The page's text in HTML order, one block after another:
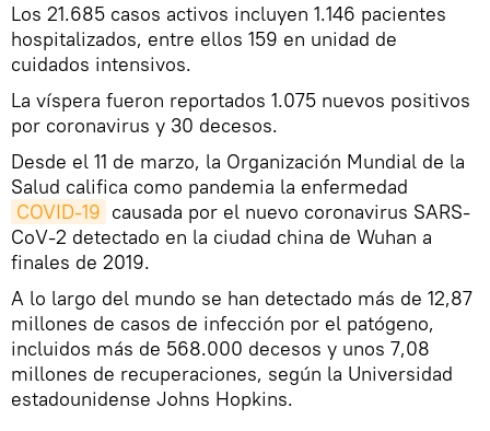
Los 21.685 casos activos incluyen 1.146 pacientes
hospitalizados, entre ellos 159 en unidad de
cuidados intensivos.
La víspera fueron reportados 1.075 nuevos positivos
por coronavirus y 30 decesos.
Desde el 11 de marzo, la Organización Mundial de la
Salud califica como pandemia la enfermedad
COVID-19 causada por el nuevo coronavirus SARS-
CoV-2 detectado en la ciudad china de Wuhan a
finales de 2019.
A lo largo del mundo se han detectado más de 12,87
millones de casos de infección por el patógeno,
incluidos más de 568.000 decesos y unos 7,08
millones de recuperaciones, según la Universidad
estadounidense Johns Hopkins.